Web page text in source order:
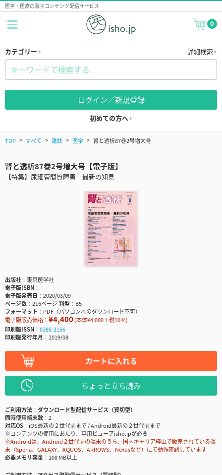
医学・医療の電子コンテンツ配信サービス
0
カテゴリー 詳細検索
ログイン／新規登録
初めての方へ
TOP すべて 雑誌 医学 腎と透析87巻2号増大号
腎と透析87巻2号増大号【電子版】
【特集】尿細管間質障害―最新の知見
出版社
東京医学社
電子版ISBN
電子版発売日
2020/03/09
ページ数
216ページ判型
B5
フォーマット
PDF（パソコンへのダウンロード不可）
電子版販売価格： ¥4,400(本体¥4,000＋税10％)
印刷版ISSN
0385-2156
印刷版発行年月
2019/08
カートに入れる
ちょっと立ち読み
ご利用方法
ダウンロード型配信サービス（買切型）
同時使用端末数
2
対応OS
iOS最新の２世代前まで / Android最新の２世代前まで
※コンテンツの使用にあたり、専用ビューアisho.jpが必要
※Androidは、Android２世代前の端末のうち、国内キャリア経由で販売されている端
末（Xperia、GALAXY、AQUOS、ARROWS、Nexusなど）にて動作確認しています
必要メモリ容量
108 MB以上